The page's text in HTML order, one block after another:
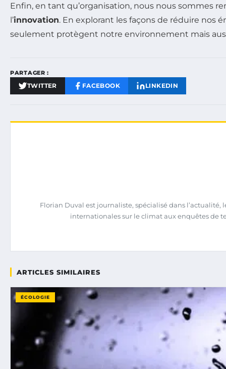
Enfin, en tant qu’organisation, nous nous sommes
l’innovation. En explorant les façons de réduire nos
seulement protègent notre environnement mais
PARTAGER :
TWITTER FACEBOOK LINKEDIN
Florian Duval est journaliste, spécialisé dans
internationales sur le climat aux enquêtes de
ARTICLES SIMILAIRES
ÉCOLOGIE